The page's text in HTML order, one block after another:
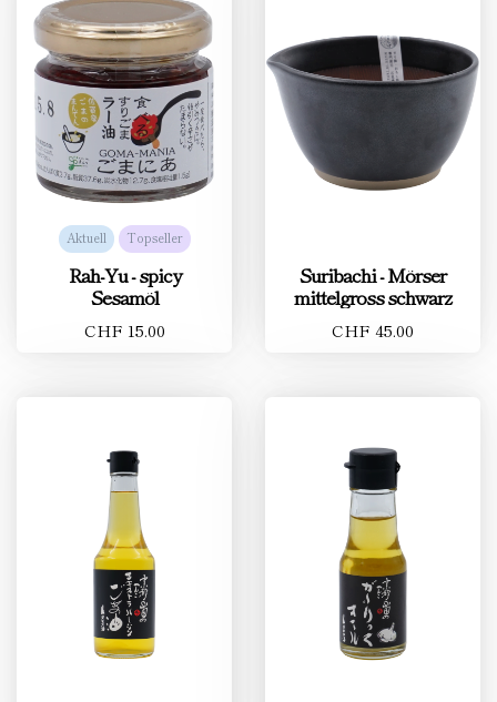
Aktuell Topseller
Rah-Yu - spicy
Sesamöl
CHF 15.00
Suribachi - Mörser
mittelgross schwarz
CHF 45.00